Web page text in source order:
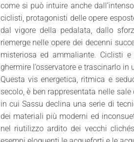
come si può intuire anche
ciclisti, protagonisti delle opere
dal vigore della pedalata, dallo
riemerge nelle opere dei decenni
misteriosa ed ammaliante. Ciclisti
ghermire l’osservatore e trascinarlo
Questa vis energetica, ritmica e
secolo, è ben rappresentata nelle
in cui Sassu declina una serie di
dei materiali più moderni ed
nel riutilizzo ardito dei vecchi